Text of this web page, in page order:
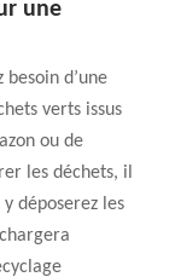
une
d’une
verts issus
ou de
les déchets, il
déposerez les